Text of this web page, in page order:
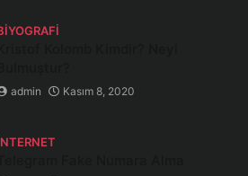
admin Kasım 8, 2020